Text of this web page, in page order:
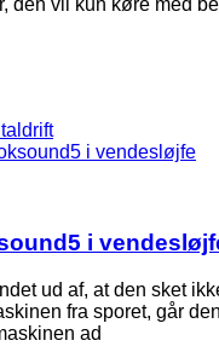
den vil kun køre med
i vendesløjfe
i
ud af, at den sket
fra sporet, går
ad